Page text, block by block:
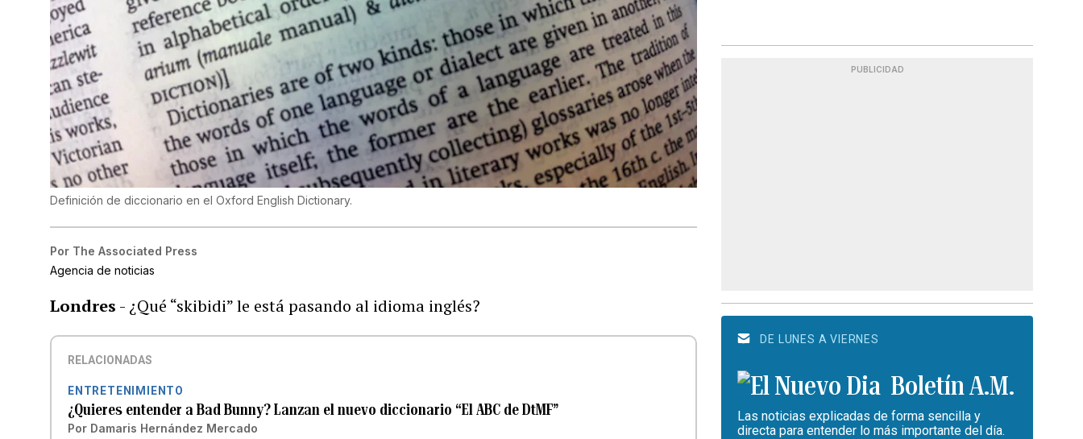
Definición de diccionario en el Oxford English Dictionary.
Por The Associated Press
Agencia de noticias
Londres - ¿Qué “skibidi” le está pasando al idioma inglés?
RELACIONADAS
ENTRETENIMIENTO
¿Quieres entender a Bad Bunny? Lanzan el nuevo diccionario “El ABC de DtMF”
Por Damaris Hernández Mercado
PUBLICIDAD
DE LUNES A VIERNES
Boletín A.M.
Las noticias explicadas de forma sencilla y
directa para entender lo más importante del día.